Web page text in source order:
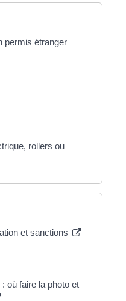
permis étranger
rollers ou
et sanctions
où faire la photo et